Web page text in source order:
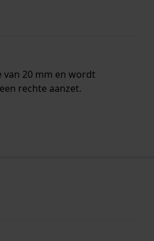
20 mm en wordt
rechte aanzet.